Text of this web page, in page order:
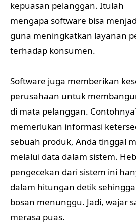
kepuasan pelanggan. Itulah
mengapa software bisa
guna meningkatkan layanan
terhadap konsumen.
Software juga memberikan
perusahaan untuk
di mata pelanggan.
memerlukan informasi
sebuah produk, Anda tinggal
melalui data dalam sistem.
pengecekan dari sistem ini
dalam hitungan detik
bosan menunggu. Jadi, wajar
merasa puas.